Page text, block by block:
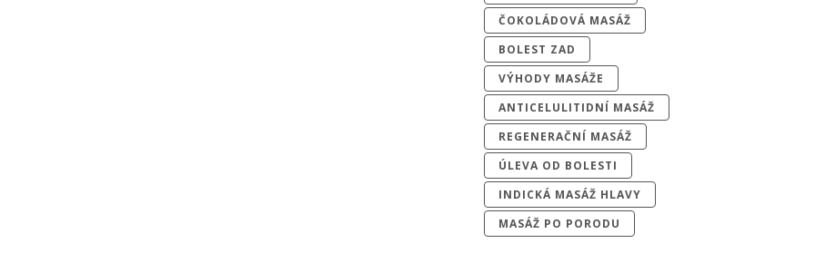
ČOKOLÁDOVÁ MASÁŽ
BOLEST ZAD
VÝHODY MASÁŽE
ANTICELULITIDNÍ MASÁŽ
REGENERAČNÍ MASÁŽ
ÚLEVA OD BOLESTI
INDICKÁ MASÁŽ HLAVY
MASÁŽ PO PORODU